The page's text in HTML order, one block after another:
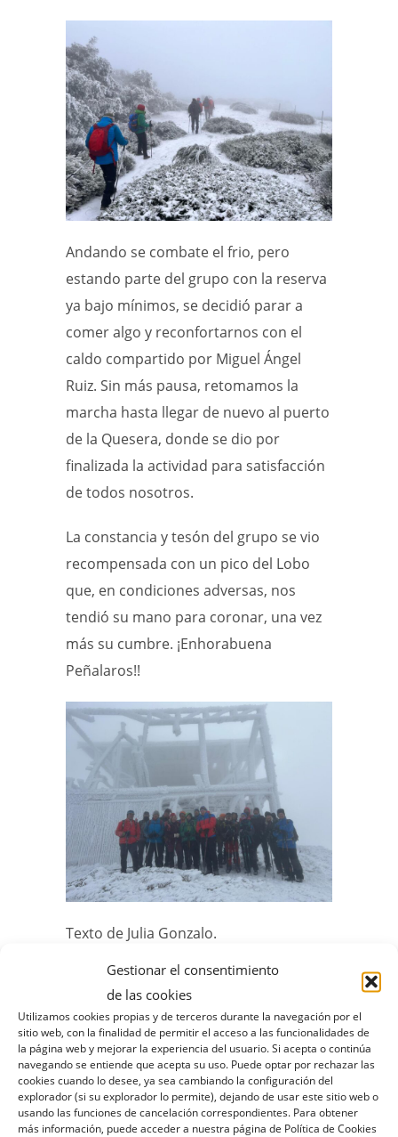
Gestionar el consentimiento
de las cookies
Utilizamos cookies propias y de terceros durante la navegación por el
sitio web, con la finalidad de permitir el acceso a las funcionalidades de
la página web y mejorar la experiencia del usuario. Si acepta o continúa
navegando se entiende que acepta su uso. Puede optar por rechazar las
cookies cuando lo desee, ya sea cambiando la configuración del
explorador (si su explorador lo permite), dejando de usar este sitio web o
usando las funciones de cancelación correspondientes. Para obtener
más información, puede acceder a nuestra página de Política de Cookies
Andando se combate el frio, pero
estando parte del grupo con la reserva
ya bajo mínimos, se decidió parar a
comer algo y reconfortarnos con el
caldo compartido por Miguel Ángel
Ruiz. Sin más pausa, retomamos la
marcha hasta llegar de nuevo al puerto
de la Quesera, donde se dio por
finalizada la actividad para satisfacción
de todos nosotros.
La constancia y tesón del grupo se vio
recompensada con un pico del Lobo
que, en condiciones adversas, nos
tendió su mano para coronar, una vez
más su cumbre. ¡Enhorabuena
Peñalaros!!
Texto de Julia Gonzalo.
Fotos de los asistentes a la ruta.
Facebook
Twitter
LinkedIn
E-Mail